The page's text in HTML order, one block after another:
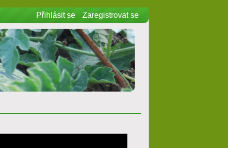
Přihlásit se Zaregistrovat se